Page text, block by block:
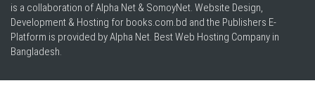
is a collaboration of Alpha Net & SomoyNet. Website Design,
Development & Hosting for books.com.bd and the Publishers E-
Platform is provided by Alpha Net. BestWeb Hosting Company in
Bangladesh.